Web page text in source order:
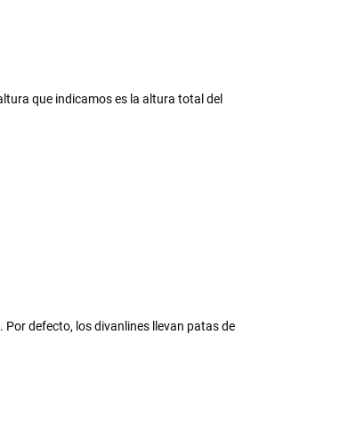
que indicamos es la altura total del
Por defecto, los divanlines llevan patas de